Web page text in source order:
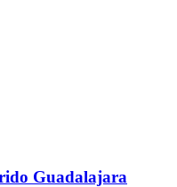
Guadalajara